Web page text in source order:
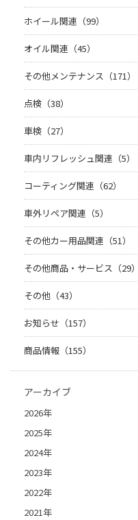
ホイール関連（99）
オイル関連（45）
その他メンテナンス（171）
点検（38）
車検（27）
車内リフレッシュ関連（5）
コーティング関連（62）
車外リペア関連（5）
その他カー用品関連（51）
その他商品・サービス（29）
その他（43）
お知らせ（157）
商品情報（155）
アーカイブ
2026年
2025年
2024年
2023年
2022年
2021年